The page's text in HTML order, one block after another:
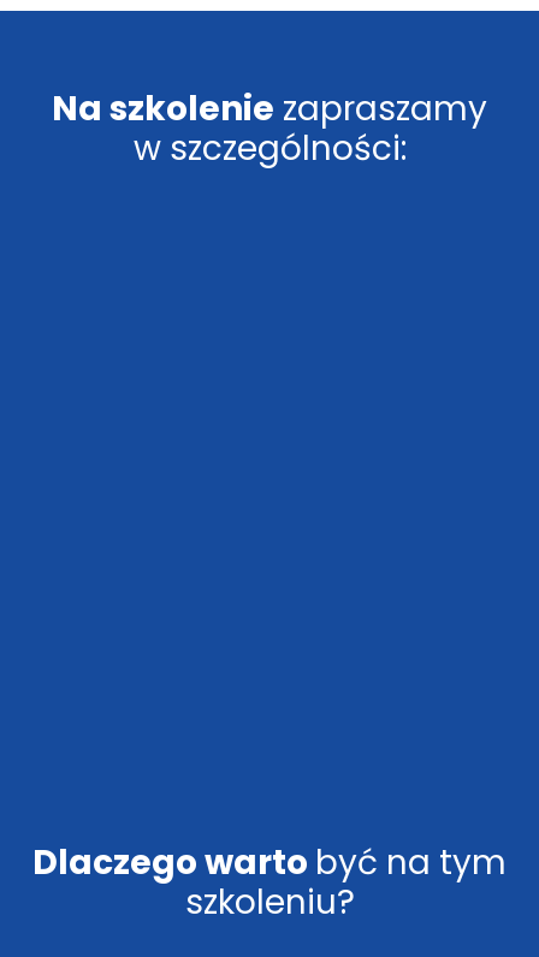
Na szkolenie zapraszamy
w szczególności:
Dlaczego warto być na tym
szkoleniu?